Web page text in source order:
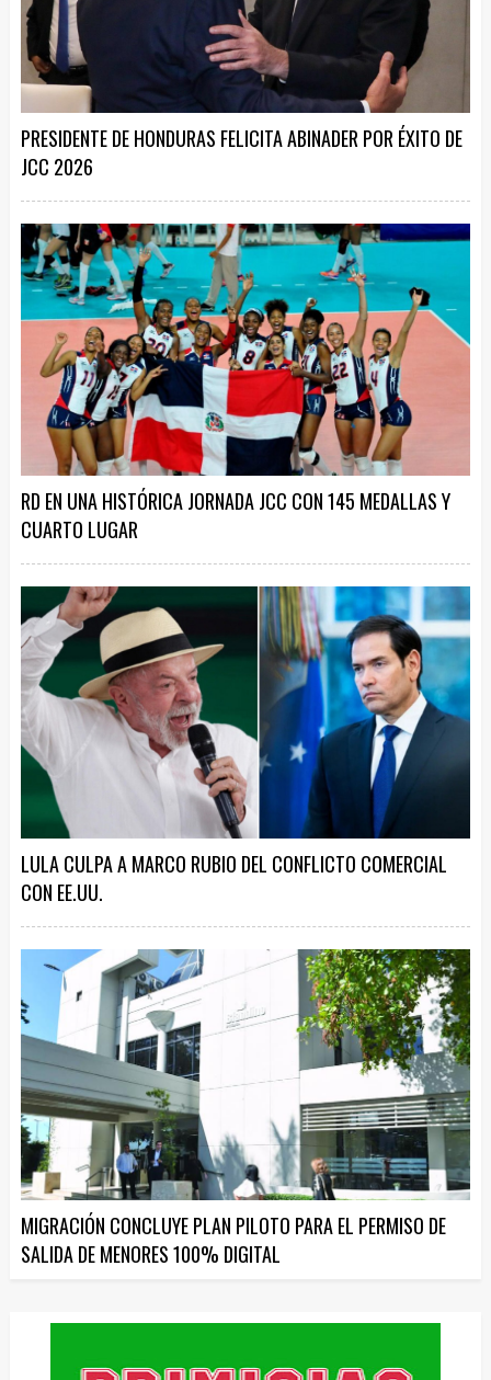
PRESIDENTE DE HONDURAS FELICITA ABINADER POR ÉXITO DE
JCC 2026
RD EN UNA HISTÓRICA JORNADA JCC CON 145 MEDALLAS Y
CUARTO LUGAR
LULA CULPA A MARCO RUBIO DEL CONFLICTO COMERCIAL
CON EE.UU.
MIGRACIÓN CONCLUYE PLAN PILOTO PARA EL PERMISO DE
SALIDA DE MENORES 100% DIGITAL